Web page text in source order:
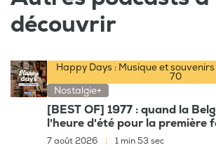
découvrir
Happy Days : Musique et
70
Nostalgie+
[BEST OF] 1977 : quand la
l'heure d'été pour la première
7 août 2026 1 min 53 sec